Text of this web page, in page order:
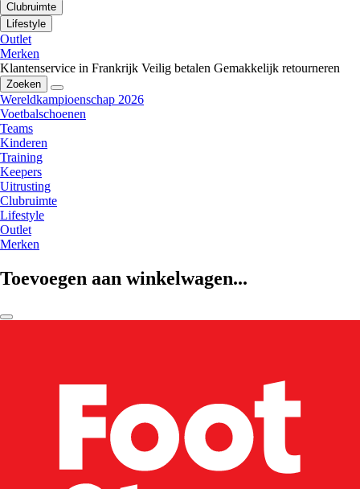
Clubruimte
Lifestyle
Outlet
Merken
Klantenservice in Frankrijk Veilig betalen Gemakkelijk retourneren
Zoeken
Wereldkampioenschap 2026
Voetbalschoenen
Teams
Kinderen
Training
Keepers
Uitrusting
Clubruimte
Lifestyle
Outlet
Merken
Toevoegen aan winkelwagen...